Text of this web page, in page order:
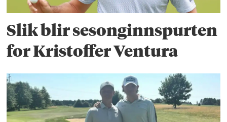
Slik blir sesonginnspurten
for Kristoffer Ventura